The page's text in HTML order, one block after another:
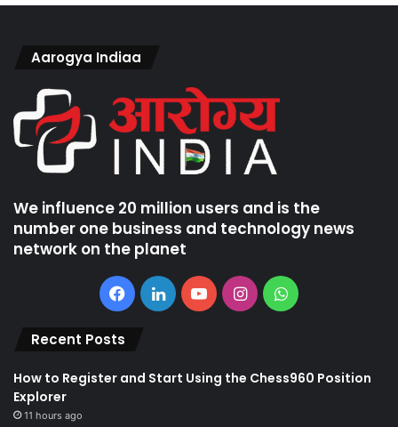
Aarogya Indiaa
We influence 20 million users and is the
number one business and technology news
network on the planet
Facebook
LinkedInYouTubeInstagramWhatsApp
Recent Posts
How to Register and Start Using the Chess960 Position
Explorer
11 hours ago